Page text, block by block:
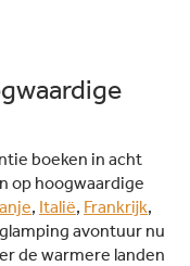
boeken in acht
op hoogwaardige
, Italië, Frankrijk,
avontuur nu
de warmere landen